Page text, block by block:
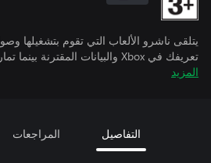
يتلقى ناشرو الألعاب التي تقوم بتشغيلها
تعريفك في Xbox والبيانات المقترنة بينما تمارس الألعاب.
المزيد
التفاصيل المراجعات